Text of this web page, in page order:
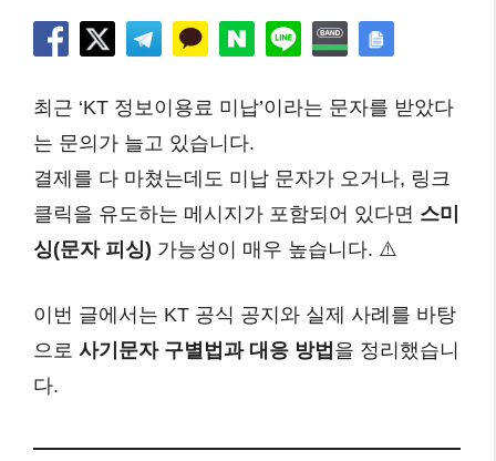
최근 ‘KT 정보이용료 미납’이라는 문자를 받았다
는 문의가 늘고 있습니다.
결제를 다 마쳤는데도 미납 문자가 오거나, 링크
클릭을 유도하는 메시지가 포함되어 있다면 스미
싱(문자 피싱) 가능성이 매우 높습니다. ⚠️
이번 글에서는 KT 공식 공지와 실제 사례를 바탕
으로 사기문자 구별법과 대응 방법 을 정리했습니
다.